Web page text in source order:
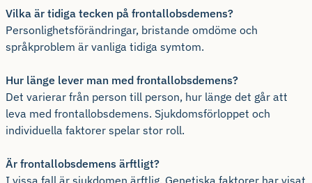
Vilka är tidiga tecken på frontallobsdemens?
Personlighetsförändringar, bristande omdöme och
språkproblem är vanliga tidiga symtom.
Hur länge lever man med frontallobsdemens?
Det varierar från person till person, hur länge det går att
leva med frontallobsdemens. Sjukdomsförloppet och
individuella faktorer spelar stor roll.
Är frontallobsdemens ärftligt?